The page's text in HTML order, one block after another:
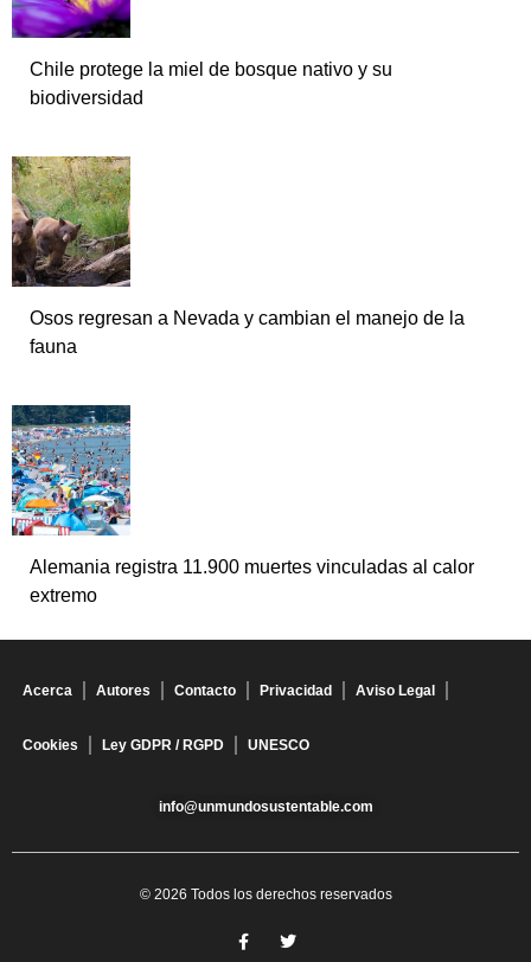
Chile protege la miel de bosque nativo y su
biodiversidad
Osos regresan a Nevada y cambian el manejo de la
fauna
Alemania registra 11.900 muertes vinculadas al calor
extremo
Acerca Autores Contacto Privacidad Aviso Legal
Cookies Ley GDPR / RGPD UNESCO
info@unmundosustentable.com
© 2026 Todos los derechos reservados